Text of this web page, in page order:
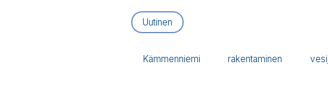
Artikkelityyppi:
Uutinen
Kämmenniemi rakentaminen